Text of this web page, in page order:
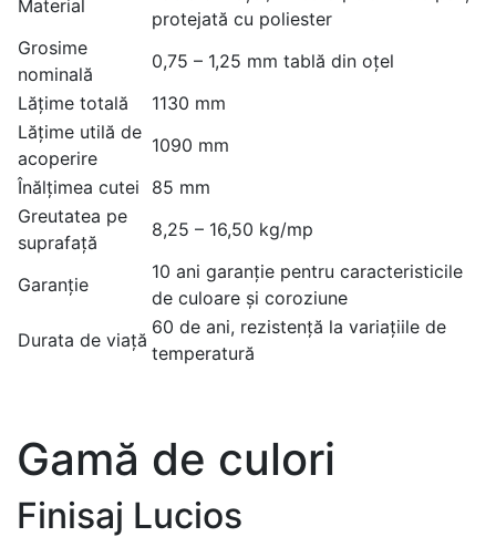
Material
protejată cu poliester
Grosime
nominală
0,75 – 1,25 mm tablă din oțel
Lățime totală
1130 mm
Lățime utilă de
acoperire
1090 mm
Înălțimea cutei
85 mm
Greutatea pe
suprafață
8,25 – 16,50 kg/mp
Garanție
10 ani garanție pentru caracteristicile
de culoare și coroziune
Durata de viață
60 de ani, rezistență la variațiile de
temperatură
Gamă de culori
Finisaj Lucios